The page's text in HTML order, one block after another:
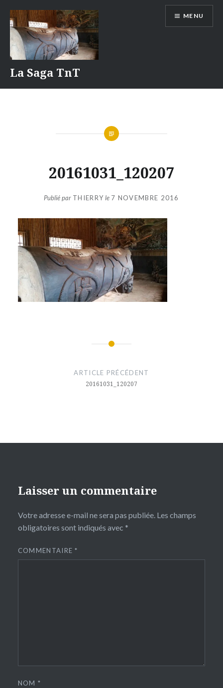
contenu
La Saga TnT
MENU
20161031_120207
Publié par THIERRYle 7 NOVEMBRE 2016
ARTICLE PRÉCÉDENT
20161031_120207
Laisser un commentaire
Votre adresse e-mail ne sera pas publiée. Les champs
obligatoires sont indiqués avec *
COMMENTAIRE*
NOM*